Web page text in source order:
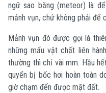
ngữ sao băng (meteor) là
mảnh vụn, chứ không phải để
Mảnh vụn đó được gọi là
những mẩu vật chất liên
thường thì chỉ vài mm. Hầu
quyển bị bốc hơi hoàn toàn
giờ chạm đến được mặt đất.